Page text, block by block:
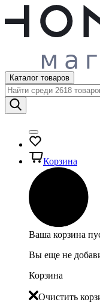
Каталог товаров
Корзина
Ваша корзина
Вы еще не
Корзина
Очистить